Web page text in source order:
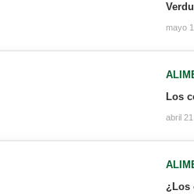
mayo
Los
abril
¿Los